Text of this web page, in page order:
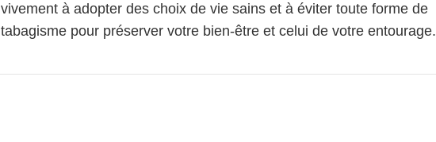
vivement à adopter des choix de vie sains et à éviter toute forme de
tabagisme pour préserver votre bien-être et celui de votre entourage.